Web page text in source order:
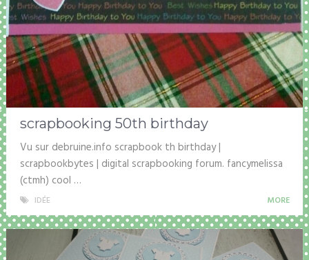
scrapbooking 50th birthday
Vu sur debruine.info scrapbook th birthday |
scrapbookbytes | digital scrapbooking forum. fancymelissa
(ctmh) cool …
IDÉE MORE